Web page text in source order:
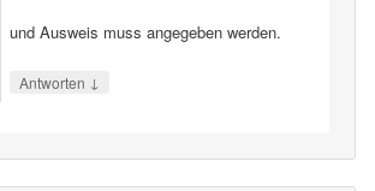
und Ausweis muss angegeben werden.
Antworten ↓